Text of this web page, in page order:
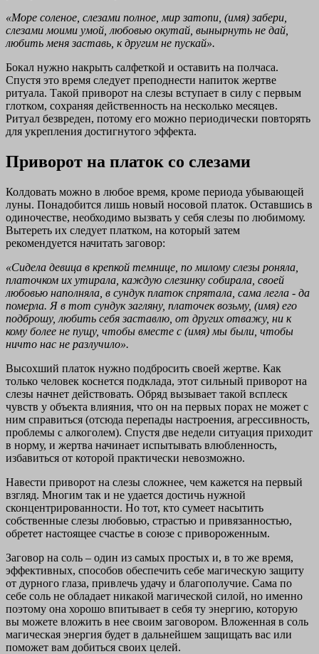
«Море соленое, слезами полное, мир затопи, (имя) забери,
слезами моими умой, любовью окутай, вынырнуть не дай,
любить меня заставь, к другим не пускай».
Бокал нужно накрыть салфеткой и оставить на полчаса.
Спустя это время следует преподнести напиток жертве
ритуала. Такой приворот на слезы вступает в силу с первым
глотком, сохраняя действенность на несколько месяцев.
Ритуал безвреден, потому его можно периодически повторять
для укрепления достигнутого эффекта.
Приворот на платок со слезами
Колдовать можно в любое время, кроме периода убывающей
луны. Понадобится лишь новый носовой платок. Оставшись в
одиночестве, необходимо вызвать у себя слезы по любимому.
Вытереть их следует платком, на который затем
рекомендуется начитать заговор:
«Сидела девица в крепкой темнице, по милому слезы роняла,
платочком их утирала, каждую слезинку собирала, своей
любовью наполняла, в сундук платок спрятала, сама легла - да
померла. Я в тот сундук загляну, платочек возьму, (имя) его
подброшу, любить себя заставлю, от других отважу, ни к
кому более не пущу, чтобы вместе с (имя) мы были, чтобы
ничто нас не разлучило».
Высохший платок нужно подбросить своей жертве. Как
только человек коснется подклада, этот сильный приворот на
слезы начнет действовать. Обряд вызывает такой всплеск
чувств у объекта влияния, что он на первых порах не может с
ним справиться (отсюда перепады настроения, агрессивность,
проблемы с алкоголем). Спустя две недели ситуация приходит
в норму, и жертва начинает испытывать влюбленность,
избавиться от которой практически невозможно.
Навести приворот на слезы сложнее, чем кажется на первый
взгляд. Многим так и не удается достичь нужной
сконцентрированности. Но тот, кто сумеет насытить
собственные слезы любовью, страстью и привязанностью,
обретет настоящее счастье в союзе с привороженным.
Заговор на соль – один из самых простых и, в то же время,
эффективных, способов обеспечить себе магическую защиту
от дурного глаза, привлечь удачу и благополучие. Сама по
себе соль не обладает никакой магической силой, но именно
поэтому она хорошо впитывает в себя ту энергию, которую
вы можете вложить в нее своим заговором. Вложенная в соль
магическая энергия будет в дальнейшем защищать вас или
поможет вам добиться своих целей.